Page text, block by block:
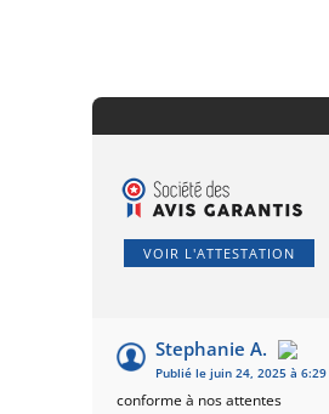
VOIR L'ATTESTATION
Stephanie A.
Publié le juin 24, 2025 à 6:29
conforme à nos attentes